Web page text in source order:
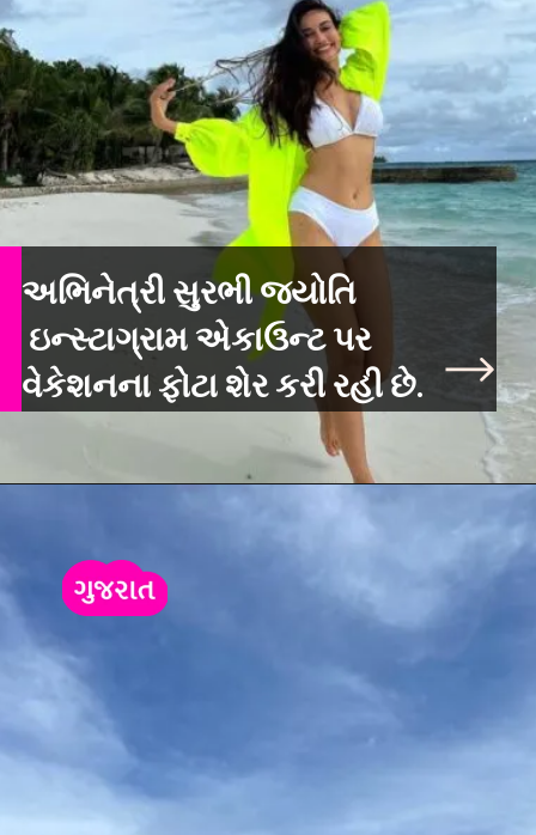
અભિનેત્રી સુરભી જ્યોતિ
ઇન્સ્ટાગ્રામ એકાઉન્ટ પર